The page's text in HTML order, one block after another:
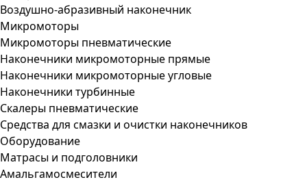
Воздушно-абразивный наконечник
Микромоторы
Микромоторы пневматические
Наконечники микромоторные прямые
Наконечники микромоторные угловые
Наконечники турбинные
Скалеры пневматические
Средства для смазки и очистки наконечников
Оборудование
Матрасы и подголовники
Амальгамосмесители